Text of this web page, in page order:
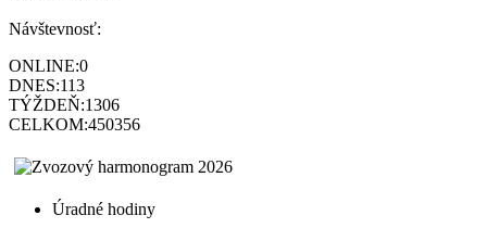
Návštevnosť:
ONLINE:0
DNES:113
TÝŽDEŇ:1306
CELKOM:450356
Úradné hodiny